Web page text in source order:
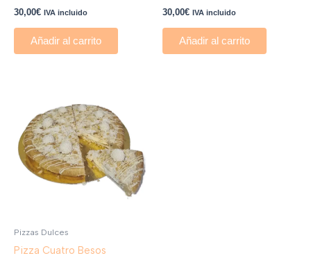
30,00€ IVA incluido
Añadir al carrito
30,00€ IVA incluido
Añadir al carrito
Pizzas Dulces
Pizza Cuatro Besos